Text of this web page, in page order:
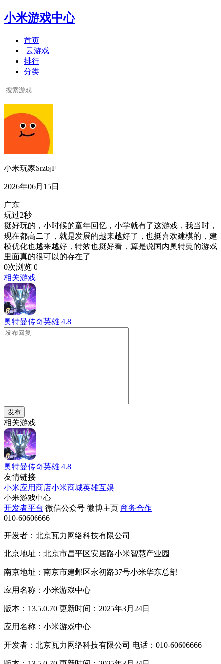
小米游戏中心
首页
云游戏
排行
分类
小米玩家SrzbjF
2026年06月15日
广东
玩过2秒
挺好玩的，小时候的童年回忆，小学就有了这游戏，我当时，
现在都高二了，就是发展的越来越好了，也挺喜欢建模的，建
模优化也越来越好，特效也挺好看，算是说国内奥特曼的游戏
里面真的很可以的存在了
0次浏览 0
相关游戏
奥特曼传奇英雄 4.8
发布
相关游戏
奥特曼传奇英雄 4.8
友情链接
小米应用商店小米商城英雄互娱
小米游戏中心
开发者平台 微信公众号 微博主页 商务合作
010-60606666
开发者：北京瓦力网络科技有限公司
北京地址：北京市昌平区安居路小米智慧产业园
南京地址：南京市建邺区永初路37号小米华东总部
应用名称：小米游戏中心
版本：13.5.0.70 更新时间：2025年3月24日
应用名称：小米游戏中心
开发者：北京瓦力网络科技有限公司 电话：010-60606666